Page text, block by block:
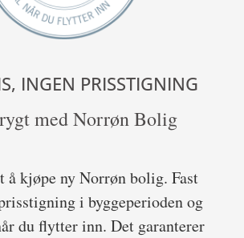
INGEN PRISSTIGNING
med Norrøn Bolig
å kjøpe ny Norrøn bolig. Fast
i byggeperioden og
du flytter inn. Det garanterer